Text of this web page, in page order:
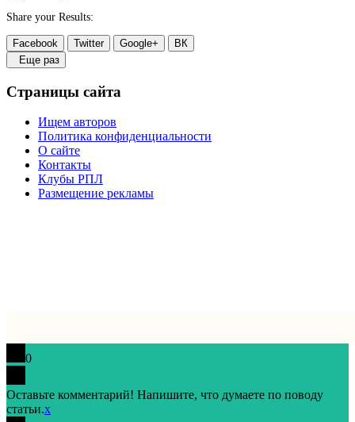
Share your Results:
Facebook Twitter Google+
ВК
Еще раз
Страницы сайта
Ищем авторов
Политика конфиденциальности
О сайте
Контакты
Клубы РПЛ
Размещение рекламы
0
Оставьте комментарий! Напишите, что думаете по поводу
статьи.x